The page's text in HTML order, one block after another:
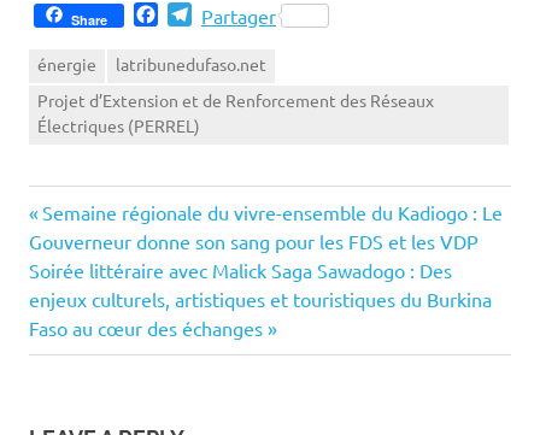
Share FacebookTelegram
Partager
énergie
latribunedufaso.net
Projet d’Extension et de Renforcement des Réseaux
Électriques (PERREL)
Navigation
de
l’article
Previous
Post:
Semaine régionale du vivre-ensemble du Kadiogo : Le
Gouverneur donne son sang pour les FDS et les VDP
Next
Post:
Soirée littéraire avec Malick Saga Sawadogo : Des
enjeux culturels, artistiques et touristiques du Burkina
Faso au cœur des échanges